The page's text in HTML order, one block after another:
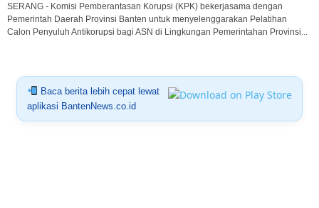
SERANG - Komisi Pemberantasan Korupsi (KPK) bekerjasama dengan
Pemerintah Daerah Provinsi Banten untuk menyelenggarakan Pelatihan
Calon Penyuluh Antikorupsi bagi ASN di Lingkungan Pemerintahan Provinsi...
Baca berita lebih cepat lewat
aplikasi BantenNews.co.id